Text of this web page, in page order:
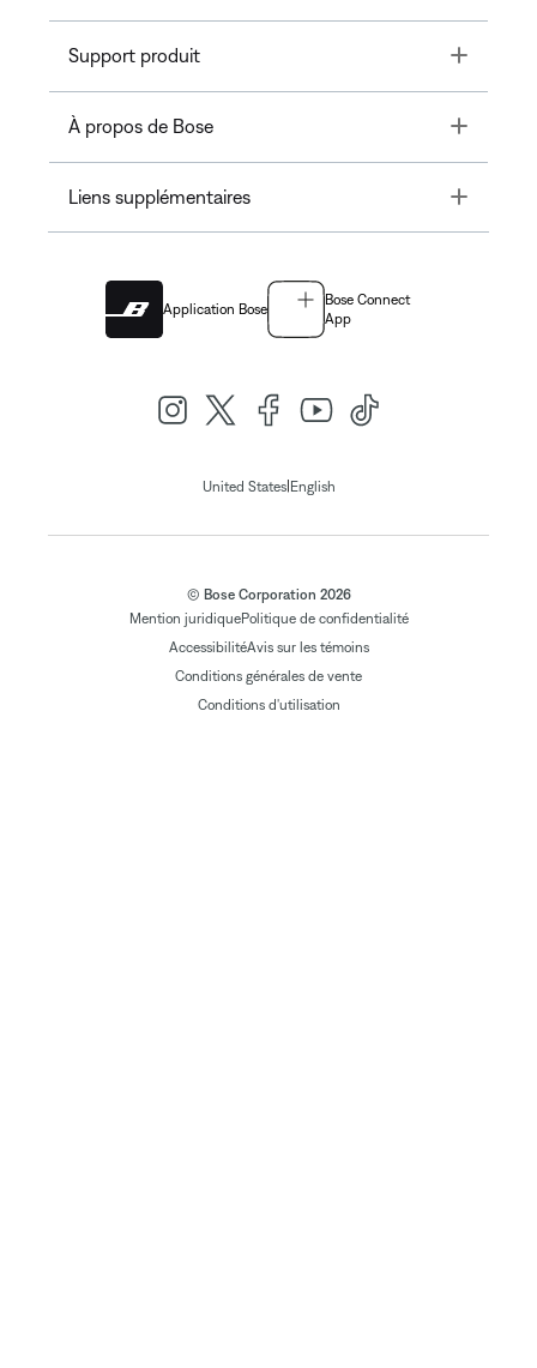
Support produit Toggle
À propos de Bose Toggle
Liens supplémentaires Toggle
Application Bose
Bose Connect
App
United States|English
© Bose Corporation 2026
Mention juridiquePolitique de confidentialité
AccessibilitéAvis sur les témoins
Conditions générales de vente
Conditions d'utilisation